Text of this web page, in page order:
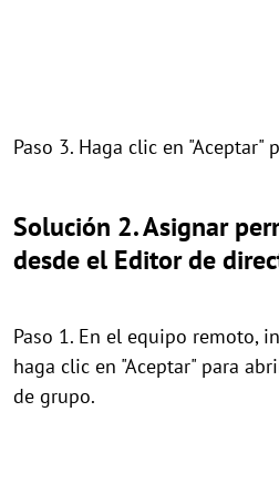
Paso 3. Haga clic en "Aceptar"
Solución 2. Asignar
desde el Editor de
Paso 1. En el equipo remoto,
haga clic en "Aceptar" para
de grupo.